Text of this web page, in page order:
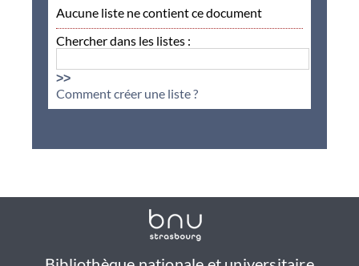
Aucune liste ne contient ce document
Chercher dans les listes :
>>
Comment créer une liste ?